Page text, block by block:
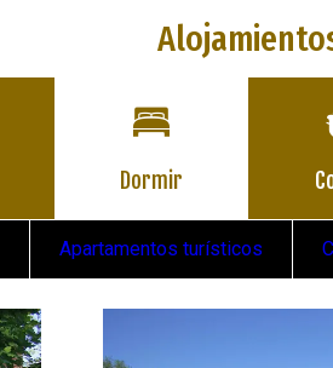
Dormir
Apartamentos turísticos